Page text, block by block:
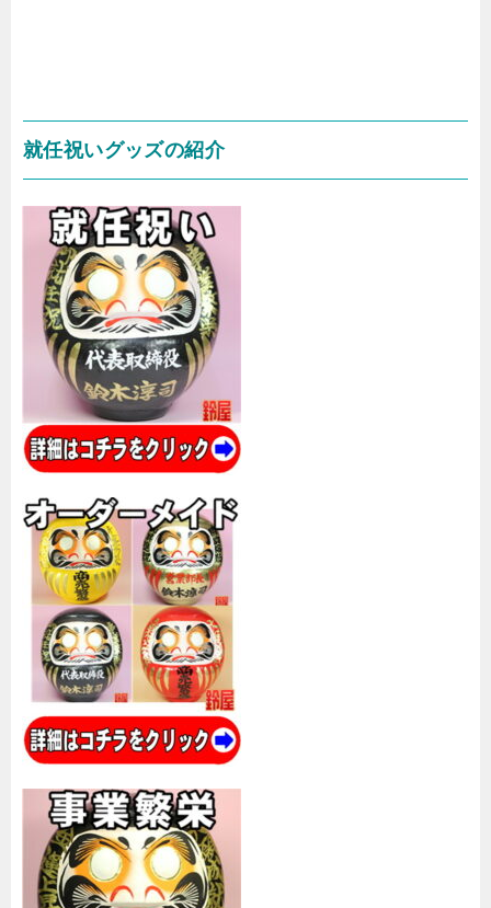
就任祝いグッズの紹介